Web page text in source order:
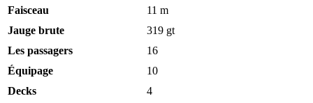
Faisceau
11 m
Jauge brute
319 gt
Les passagers
16
Équipage
10
Decks
4